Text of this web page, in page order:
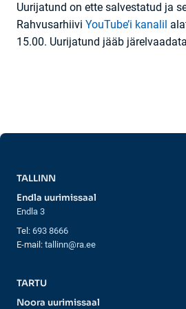
Uurijatund on ette salvestatud ja
Rahvusarhiivi YouTube’i kanalil
15.00. Uurijatund jääb
TALLINN
Endla uurimissaal
Endla 3
Tel: 693 8666
E-mail: tallinn@ra.ee
TARTU
Noora uurimissaal